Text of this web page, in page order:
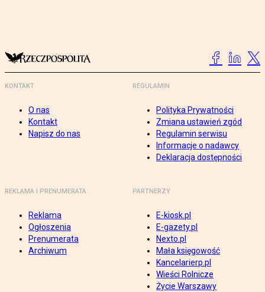
KONTAKT
O nas
Kontakt
Napisz do nas
REGULAMIN
Polityka Prywatności
Zmiana ustawień zgód
Regulamin serwisu
Informacje o nadawcy
Deklaracja dostępności
REKLAMA I PRENUMERATA
Reklama
Ogłoszenia
Prenumerata
Archiwum
PARTNERZY
E-kiosk.pl
E-gazety.pl
Nexto.pl
Mała księgowość
Kancelarierp.pl
Wieści Rolnicze
Życie Warszawy